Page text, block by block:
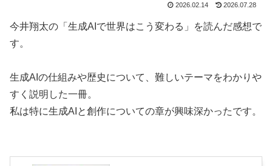
2026.02.14 2026.07.28
今井翔太の「生成AIで世界はこう変わる」を読んだ感想で
す。
生成AIの仕組みや歴史について、難しいテーマをわかりや
すく説明した一冊。
私は特に生成AIと創作についての章が興味深かったです。